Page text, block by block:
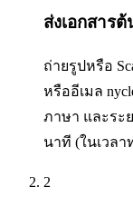
ส่งเอกสาร
ถ่ายรูปหรือ
หรืออีเมล
ภาษา และระ
นาที (ในเวลา
2